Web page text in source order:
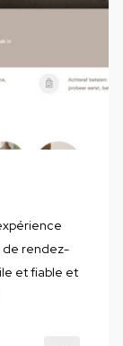
de rendez-
et fiable et